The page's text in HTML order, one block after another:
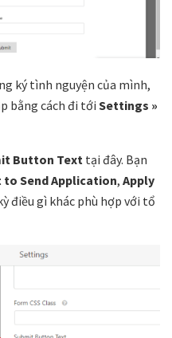
ký tình nguyện của mình,
bằng cách đi tới Settings »
Button Text tại đây. Bạn
to Send Application, Apply
điều gì khác phù hợp với tổ